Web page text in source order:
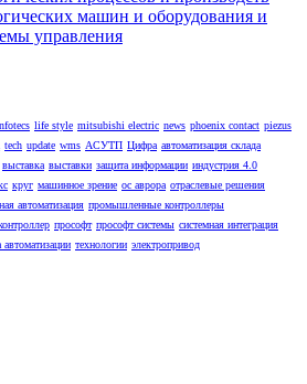
life style mitsubishi electric news phoenix contact piezus
tech update wms АСУТП Цифра автоматизация склада
выставка выставки защита информации индустрия 4.0
круг машинное зрение ос аврора отраслевые решения
автоматизация промышленные контроллеры
прософт прософт системы системная интеграция
автоматизации технологии электропривод